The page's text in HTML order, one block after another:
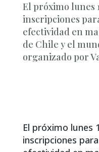
El próximo lunes
inscripciones
efectividad en
de Chile y el
organizado por
El próximo lunes
inscripciones